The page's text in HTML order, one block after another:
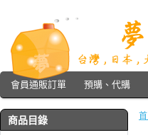
會員通販訂單 預購、代購
商品目錄